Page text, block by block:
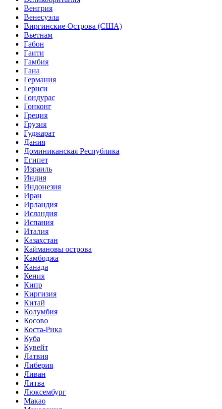
Венгрия
Венесуэла
Виргинские Острова (США)
Вьетнам
Габон
Гаити
Гамбия
Гана
Германия
Гернси
Гондурас
Гонконг
Греция
Грузия
Гуджарат
Дания
Доминиканская Республика
Египет
Израиль
Индия
Индонезия
Иран
Ирландия
Исландия
Испания
Италия
Казахстан
Каймановы острова
Камбоджа
Канада
Кения
Кипр
Киргизия
Китай
Колумбия
Косово
Коста-Рика
Куба
Кувейт
Латвия
Либерия
Ливан
Литва
Люксембург
Макао